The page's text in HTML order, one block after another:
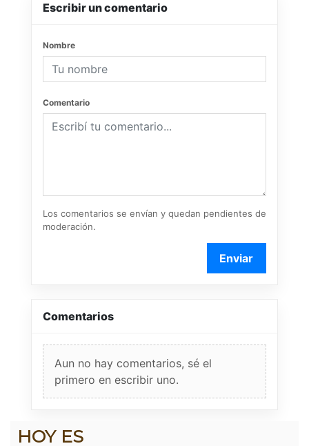
Escribir un comentario
Nombre
Comentario
Los comentarios se envían y quedan pendientes de
moderación.
Enviar
Comentarios
Aun no hay comentarios, sé el
primero en escribir uno.
HOY ES